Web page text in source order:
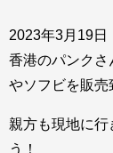
2023年3月19日
香港のパンクさ
やソフビを販売
親方も現地に行
う！